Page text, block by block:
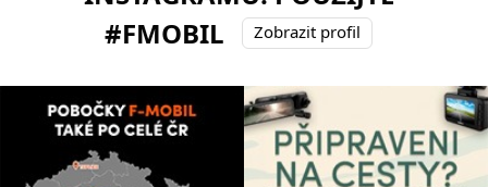
#FMOBIL
Zobrazit profil